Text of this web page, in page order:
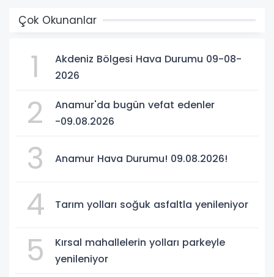
Çok Okunanlar
1
Akdeniz Bölgesi Hava Durumu 09-08-
2026
2
Anamur'da bugün vefat edenler
-09.08.2026
3 Anamur Hava Durumu! 09.08.2026!
4 Tarım yolları soğuk asfaltla yenileniyor
5
Kırsal mahallelerin yolları parkeyle
yenileniyor